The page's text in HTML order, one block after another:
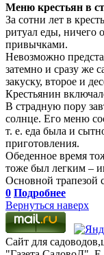
Меню крестьян в
За сотни лет в
ритуал еды, ничего
привычками.
Невозможно
затемно и сразу же
закуску, второе и
Крестьянин
В страдную пору
солнце. Его меню
т. е. еда была и
приготовления.
Обеденное время
тоже был легким –
Основной трапезой
0 Подробнее
Вернуться наверх
Сайт для